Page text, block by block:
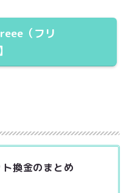
（フリ
換金のまとめ